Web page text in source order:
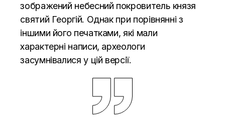
зображений небесний покровитель князя
святий Георгій. Однак при порівнянні з
іншими його печатками, які мали
характерні написи, археологи
засумнівалися у цій версії.